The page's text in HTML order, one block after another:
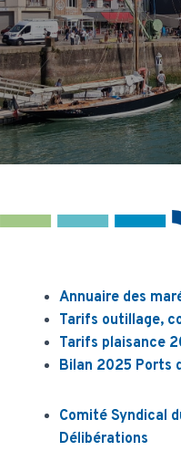
Annuaire des
Tarifs outillage,
Tarifs plaisance
Bilan 2025 Ports
Comité Syndical
Délibérations